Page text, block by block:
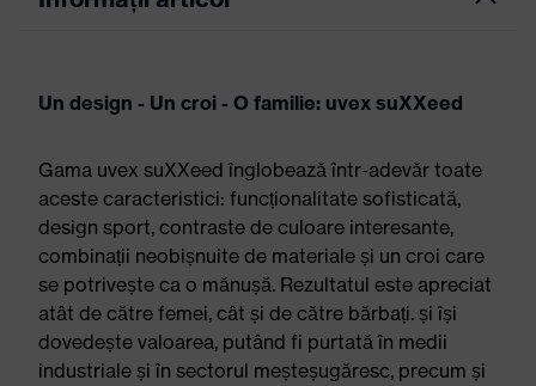
Un design - Un croi - O familie: uvex suXXeed
Gama uvex suXXeed înglobează într-adevăr toate
aceste caracteristici: funcționalitate sofisticată,
design sport, contraste de culoare interesante,
combinații neobișnuite de materiale și un croi care
se potrivește ca o mănușă. Rezultatul este apreciat
atât de către femei, cât și de către bărbați. și își
dovedește valoarea, putând fi purtată în medii
industriale și în sectorul meșteșugăresc, precum și